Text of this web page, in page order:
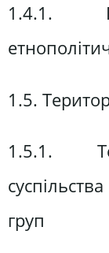
1.4.1.
1.5.
1.5.1.
груп